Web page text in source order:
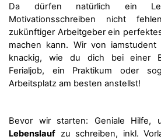
Da dürfen natürlich ein
Motivationsschreiben nicht
zukünftiger Arbeitgeber ein
machen kann. Wir von
knackig, wie du dich bei einer
Ferialjob, ein Praktikum oder
Arbeitsplatz am besten anstellst!
Bevor wir starten: Geniale Hilfe,
Lebenslauf zu schreiben, inkl.